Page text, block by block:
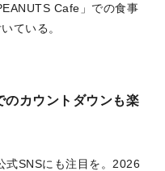
Cafe」での食事
ている。
のカウントダウンも楽
式SNSにも注目を。2026